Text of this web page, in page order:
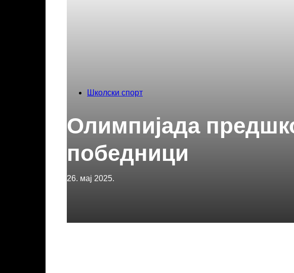
Школски спорт
Олимпијада
победници
26. мај 2025.